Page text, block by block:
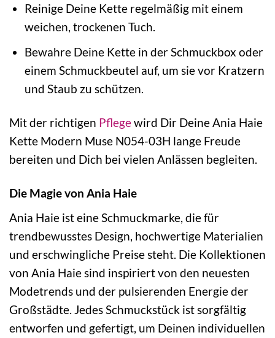
Reinige Deine Kette regelmäßig mit einem
weichen, trockenen Tuch.
Bewahre Deine Kette in der Schmuckbox oder
einem Schmuckbeutel auf, um sie vor Kratzern
und Staub zu schützen.
Mit der richtigen Pflegewird Dir Deine Ania Haie
Kette Modern Muse N054-03H lange Freude
bereiten und Dich bei vielen Anlässen begleiten.
Die Magie von Ania Haie
Ania Haie ist eine Schmuckmarke, die für
trendbewusstes Design, hochwertige Materialien
und erschwingliche Preise steht. Die Kollektionen
von Ania Haie sind inspiriert von den neuesten
Modetrends und der pulsierenden Energie der
Großstädte. Jedes Schmuckstück ist sorgfältig
entworfen und gefertigt, um Deinen individuellen